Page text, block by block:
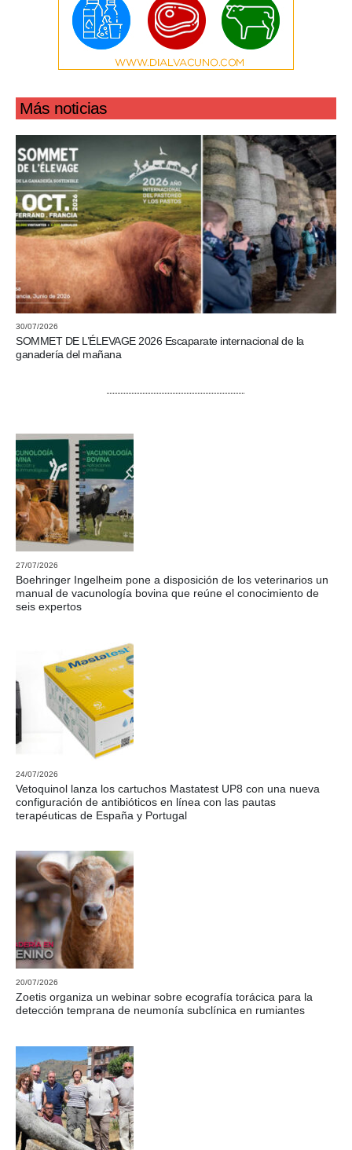
Más noticias
30/07/2026
SOMMET DE L’ÉLEVAGE 2026 Escaparate internacional de la
ganadería del mañana
27/07/2026
Boehringer Ingelheim pone a disposición de los veterinarios un
manual de vacunología bovina que reúne el conocimiento de
seis expertos
24/07/2026
Vetoquinol lanza los cartuchos Mastatest UP8 con una nueva
configuración de antibióticos en línea con las pautas
terapéuticas de España y Portugal
20/07/2026
Zoetis organiza un webinar sobre ecografía torácica para la
detección temprana de neumonía subclínica en rumiantes